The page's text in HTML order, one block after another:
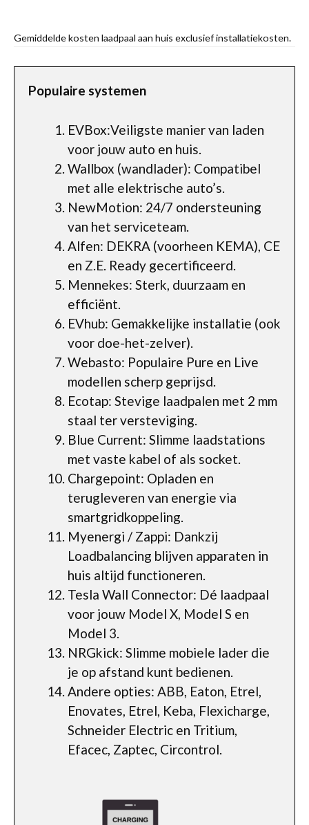
Gemiddelde kosten laadpaal aan huis exclusief installatiekosten.
Populaire systemen
EVBox:Veiligste manier van laden
voor jouw auto en huis.
Wallbox (wandlader): Compatibel
met alle elektrische auto’s.
NewMotion: 24/7 ondersteuning
van het serviceteam.
Alfen: DEKRA (voorheen KEMA), CE
en Z.E. Ready gecertificeerd.
Mennekes: Sterk, duurzaam en
efficiënt.
EVhub: Gemakkelijke installatie (ook
voor doe-het-zelver).
Webasto: Populaire Pure en Live
modellen scherp geprijsd.
Ecotap: Stevige laadpalen met 2 mm
staal ter versteviging.
Blue Current: Slimme laadstations
met vaste kabel of als socket.
Chargepoint: Opladen en
terugleveren van energie via
smartgridkoppeling.
Myenergi / Zappi: Dankzij
Loadbalancing blijven apparaten in
huis altijd functioneren.
Tesla Wall Connector: Dé laadpaal
voor jouw Model X, Model S en
Model 3.
NRGkick: Slimme mobiele lader die
je op afstand kunt bedienen.
Andere opties: ABB, Eaton, Etrel,
Enovates, Etrel, Keba, Flexicharge,
Schneider Electric en Tritium,
Efacec, Zaptec, Circontrol.